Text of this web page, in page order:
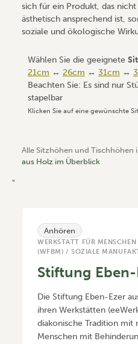
sich für ein Produkt, das
ästhetisch ansprechend ist,
soziale und ökologische
Wählen Sie die geeignete
21cm ↔ 26cm ↔ 31cm ↔
Beachten Sie: Es sind nur
stapelbar
Klicken Sie auf eine gewünschte
Alle Sitzhöhen und Tischhöhen
aus Holz im Überblick
"
Anhören
WERKSTATT FÜR
(WFBM) / SOZIALE
Stiftung
Die Stiftung Eben-Ezer
ihren Werkstätten
diakonische Tradition mit
Menschen mit